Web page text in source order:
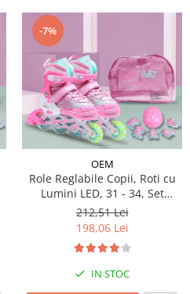
-7%
OEM
Role Reglabile Copii, Roti cu
Lumini LED, 31 - 34, Set
Protectie - ROZ
212,51 Lei
198,06 Lei
IN STOC